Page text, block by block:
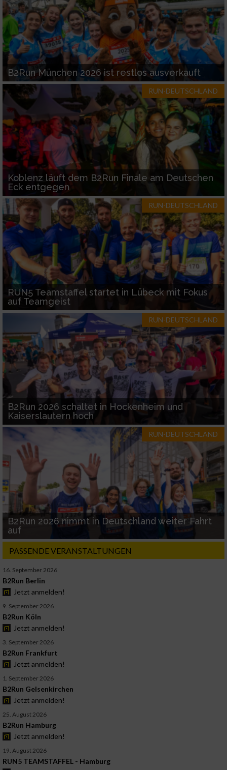
B2Run München 2026 ist restlos ausverkauft
RUN-DEUTSCHLAND
Koblenz läuft dem B2Run Finale am Deutschen
Eck entgegen
RUN-DEUTSCHLAND
RUN5 Teamstaffel startet in Lübeck mit Fokus
auf Teamgeist
RUN-DEUTSCHLAND
B2Run 2026 schaltet in Hockenheim und
Kaiserslautern hoch
RUN-DEUTSCHLAND
B2Run 2026 nimmt in Deutschland weiter Fahrt
auf
PASSENDE VERANSTALTUNGEN
16. September 2026
B2Run Berlin
Jetzt anmelden!
9. September 2026
B2Run Köln
Jetzt anmelden!
3. September 2026
B2Run Frankfurt
Jetzt anmelden!
1. September 2026
B2Run Gelsenkirchen
Jetzt anmelden!
25. August 2026
B2Run Hamburg
Jetzt anmelden!
19. August 2026
RUN5 TEAMSTAFFEL - Hamburg